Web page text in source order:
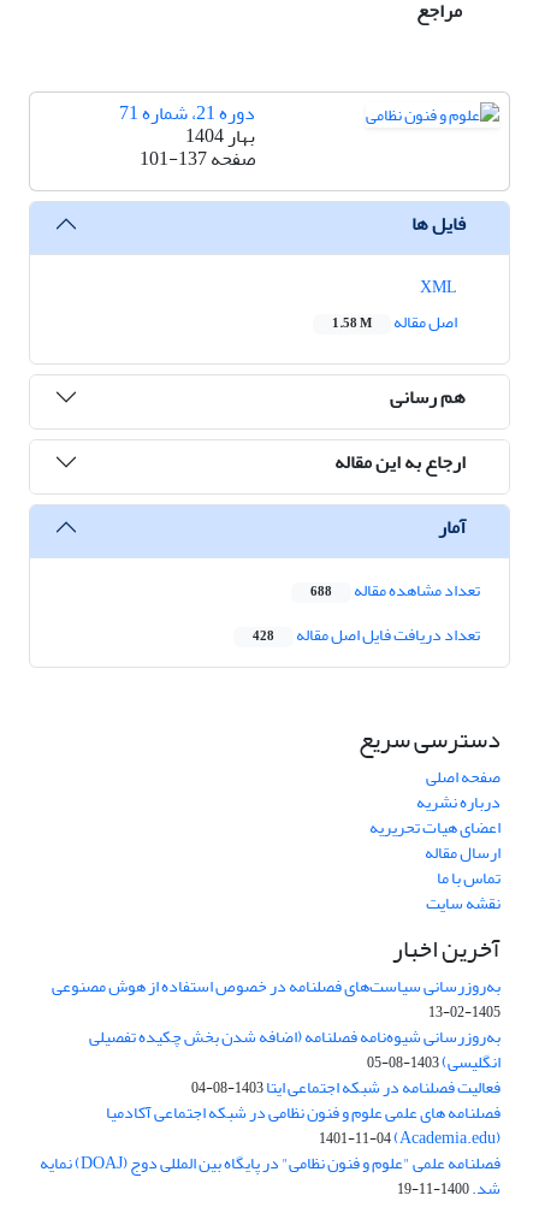
مراجع
دوره 21، شماره 71
بهار 1404
صفحه101-137
فایل ها
اصل مقاله
1.58 M
هم رسانی
ارجاع به این مقاله
آمار
تعداد مشاهده مقاله 688
تعداد دریافت فایل اصل مقاله 428
دسترسی سریع
صفحه اصلی
درباره نشریه
اعضای هیات تحریریه
ارسال مقاله
تماس با ما
نقشه سایت
آخرین اخبار
به‌روزرسانی سیاست‌های فصلنامه در خصوص استفاده از هوش مصنوعی
1405-02-13
به‌روزرسانی شیوه‌نامه فصلنامه (اضافه شدن بخش چکیده تفصیلی
انگلیسی)1403-08-05
فعالیت فصلنامه در شبکه اجتماعی ایتا1403-08-04
فصلنامه های علمی علوم و فنون نظامی در شبکه اجتماعی آکادمیا
(Academia.edu)
1401-11-04
فصلنامه علمی "علوم و فنون نظامی" در پایگاه بین المللی دوج (DOAJ) نمایه
شد.1400-11-19